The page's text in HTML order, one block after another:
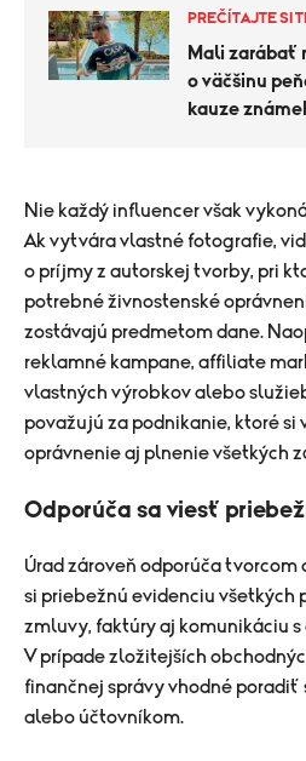
PREČÍTAJTE SI
Mali zarábať
o väčšinu
kauze
​Nie každý influencer však
Ak vytvára vlastné fotografie,
o príjmy z autorskej tvorby, pri
potrebné živnostenské
zostávajú predmetom dane.
reklamné kampane, affiliate
vlastných výrobkov alebo
považujú za podnikanie, ktoré si
oprávnenie aj plnenie všetkých
Odporúča sa viesť
Úrad zároveň odporúča
si priebežnú evidenciu všetkých
zmluvy, faktúry aj komunikáciu
V prípade zložitejších
finančnej správy vhodné poradiť
alebo účtovníkom.